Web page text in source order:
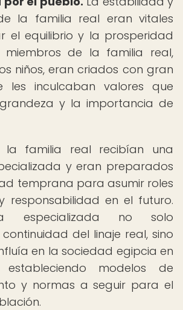
la familia real eran vitales
el equilibrio y la prosperidad
miembros de la familia real,
niños, eran criados con gran
les inculcaban valores que
y la importancia de
la familia real recibían una
y eran preparados
temprana para asumir roles
responsabilidad en el futuro.
especializada no solo
del linaje real, sino
en la sociedad egipcia en
modelos de
y normas a seguir para el